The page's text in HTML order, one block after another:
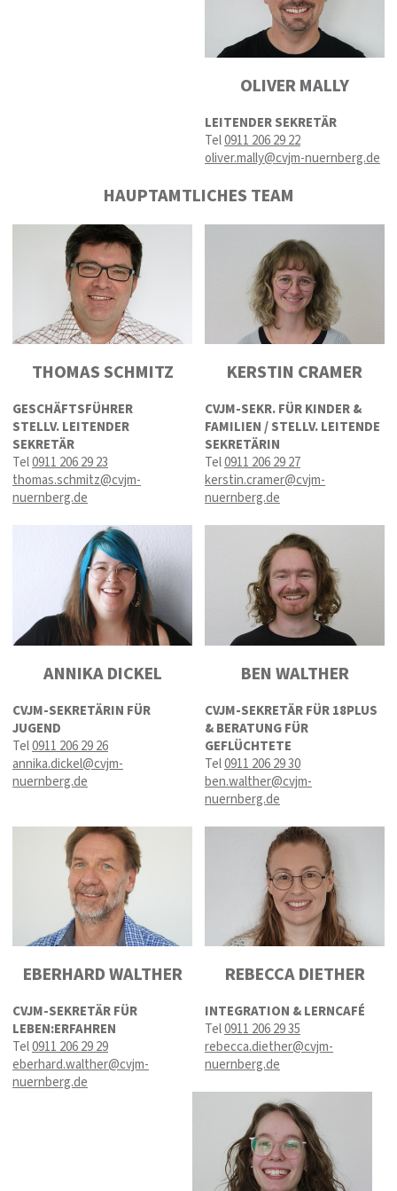
OLIVER MALLY
LEITENDER SEKRETÄR
Tel0911 206 29 22
oliver.mally@cvjm-nuernberg.de
HAUPTAMTLICHES TEAM
THOMAS SCHMITZ
GESCHÄFTSFÜHRER
STELLV. LEITENDER
SEKRETÄR
Tel0911 206 29 23
thomas.schmitz@cvjm-
nuernberg.de
KERSTIN CRAMER
CVJM-SEKR. FÜR KINDER &
FAMILIEN / STELLV. LEITENDE
SEKRETÄRIN
Tel0911 206 29 27
kerstin.cramer@cvjm-
nuernberg.de
ANNIKA DICKEL
CVJM-SEKRETÄRIN FÜR
JUGEND
Tel0911 206 29 26
annika.dickel@cvjm-
nuernberg.de
BEN WALTHER
CVJM-SEKRETÄR FÜR 18PLUS
& BERATUNG FÜR
GEFLÜCHTETE
Tel0911 206 29 30
ben.walther@cvjm-
nuernberg.de
EBERHARD WALTHER
CVJM-SEKRETÄR FÜR
LEBEN:ERFAHREN
Tel0911 206 29 29
eberhard.walther@cvjm-
nuernberg.de
REBECCA DIETHER
INTEGRATION & LERNCAFÉ
Tel0911 206 29 35
rebecca.diether@cvjm-
nuernberg.de